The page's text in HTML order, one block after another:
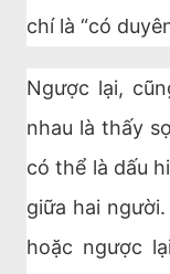
chí là “có
Ngược lại,
nhau là thấy
có thể là dấu
giữa hai
hoặc ngược